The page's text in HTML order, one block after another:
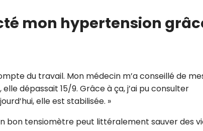
mon hypertension
du travail. Mon médecin m’a conseillé de
dépassait 15/9. Grâce à ça, j’ai pu consulter
elle est stabilisée. »
bon tensiomètre peut littéralement sauver des